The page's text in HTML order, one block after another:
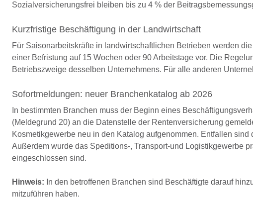
Sozialversicherungsfrei bleiben bis zu 4 % der
Kurzfristige Beschäftigung in der Landwirtschaft
Für Saisonarbeitskräfte in landwirtschaftlichen Betrieben werden
einer Befristung auf 15 Wochen oder 90 Arbeitstage vor. Die
Betriebszweige desselben Unternehmens. Für alle anderen
Sofortmeldungen: neuer Branchenkatalog ab 2026
In bestimmten Branchen muss der Beginn eines
(Meldegrund 20) an die Datenstelle der Rentenversicherung
Kosmetikgewerbe neu in den Katalog aufgenommen. Entfallen
Außerdem wurde das Speditions-, Transport-und Logistikgewerbe
eingeschlossen sind.
Hinweis: In den betroffenen Branchen sind Beschäftigte darauf
mitzuführen haben.